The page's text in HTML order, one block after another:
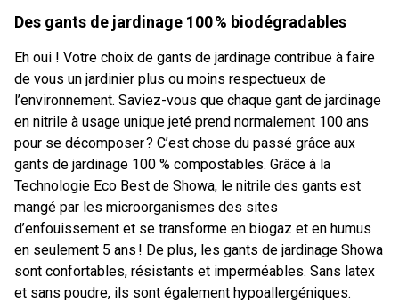
Des gants de jardinage 100 % biodégradables
Eh oui ! Votre choix de gants de jardinage contribue à faire
de vous un jardinier plus ou moins respectueux de
l’environnement. Saviez-vous que chaque gant de jardinage
en nitrile à usage unique jeté prend normalement 100 ans
pour se décomposer ? C’est chose du passé grâce aux
gants de jardinage 100 % compostables. Grâce à la
Technologie Eco Best de Showa, le nitrile des gants est
mangé par les microorganismes des sites
d’enfouissement et se transforme en biogaz et en humus
en seulement 5 ans ! De plus, les gants de jardinage Showa
sont confortables, résistants et imperméables. Sans latex
et sans poudre, ils sont également hypoallergéniques.